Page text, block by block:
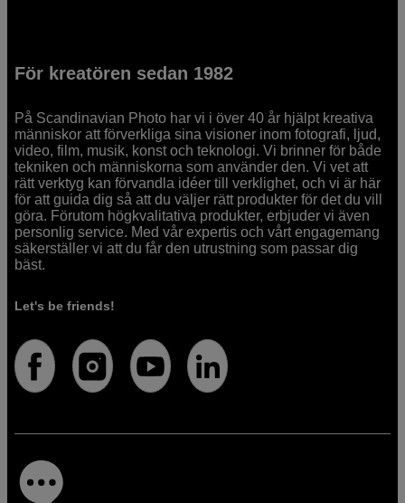
För kreatören sedan 1982
På Scandinavian Photo har vi i över 40 år hjälpt kreativa
människor att förverkliga sina visioner inom fotografi, ljud,
video, film, musik, konst och teknologi. Vi brinner för både
tekniken och människorna som använder den. Vi vet att
rätt verktyg kan förvandla idéer till verklighet, och vi är här
för att guida dig så att du väljer rätt produkter för det du vill
göra. Förutom högkvalitativa produkter, erbjuder vi även
personlig service. Med vår expertis och vårt engagemang
säkerställer vi att du får den utrustning som passar dig
bäst.
Let's be friends!